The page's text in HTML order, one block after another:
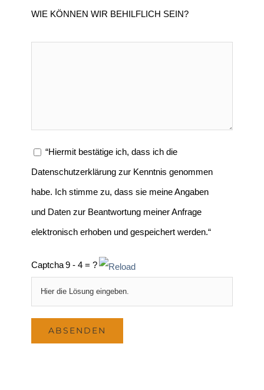
WIE KÖNNEN WIR BEHILFLICH SEIN?
“Hiermit bestätige ich, dass ich die
Datenschutzerklärung zur Kenntnis genommen
habe. Ich stimme zu, dass sie meine Angaben
und Daten zur Beantwortung meiner Anfrage
elektronisch erhoben und gespeichert werden.“
Captcha9 - 4 = ?
Bitte
geben